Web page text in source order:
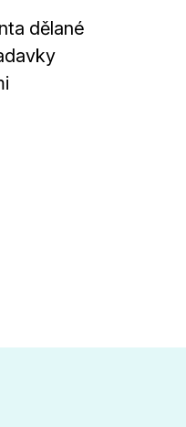
dělané